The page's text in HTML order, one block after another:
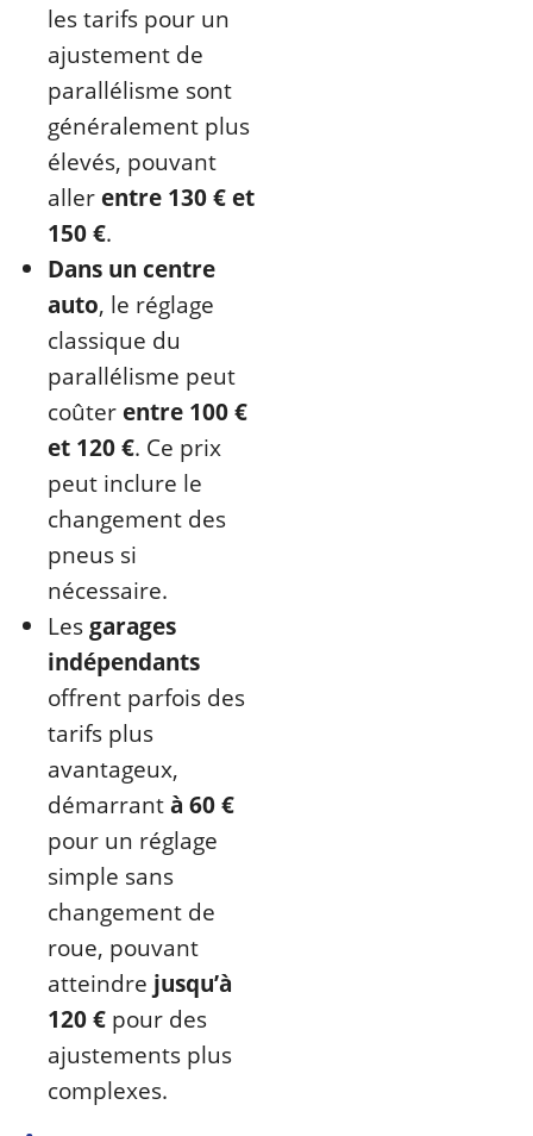
les tarifs pour un
ajustement de
parallélisme sont
généralement plus
élevés, pouvant
allerentre 130 € et
150 €.
Dans un centre
auto, le réglage
classique du
parallélisme peut
coûterentre 100 €
et 120 €. Ce prix
peut inclure le
changement des
pneus si
nécessaire.
Lesgarages
indépendants
offrent parfois des
tarifs plus
avantageux,
démarrantà 60 €
pour un réglage
simple sans
changement de
roue, pouvant
atteindre jusqu’à
120 € pour des
ajustements plus
complexes.